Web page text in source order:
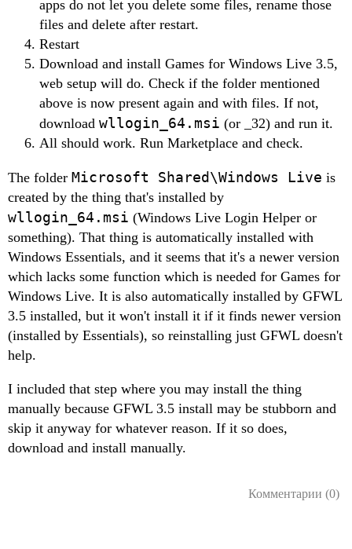
apps do not let you delete some files, rename those
files and delete after restart.
Restart
Download and install Games for Windows Live 3.5,
web setup will do. Check if the folder mentioned
above is now present again and with files. If not,
download wllogin_64.msi (or _32) and run it.
All should work. Run Marketplace and check.
The folder Microsoft Shared\Windows Live is
created by the thing that's installed by
wllogin_64.msi (Windows Live Login Helper or
something). That thing is automatically installed with
Windows Essentials, and it seems that it's a newer version
which lacks some function which is needed for Games for
Windows Live. It is also automatically installed by GFWL
3.5 installed, but it won't install it if it finds newer version
(installed by Essentials), so reinstalling just GFWL doesn't
help.
I included that step where you may install the thing
manually because GFWL 3.5 install may be stubborn and
skip it anyway for whatever reason. If it so does,
download and install manually.
Комментарии (0)